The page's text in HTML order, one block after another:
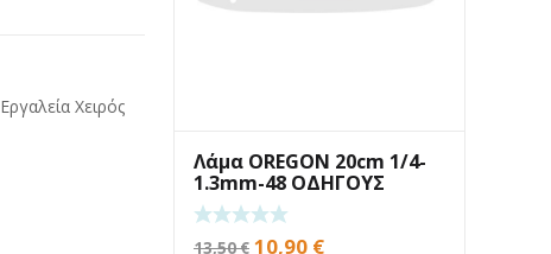
Εργαλεία Χειρός
Λάμα OREGON 20cm 1/4-
1.3mm-48 ΟΔΗΓΟΥΣ
13,50€ Original
10,90 €Η